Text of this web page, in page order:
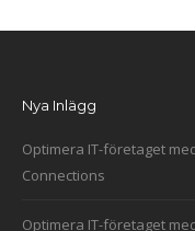
Nya Inlägg
Optimera IT-företaget
Connections
Optimera IT-företaget